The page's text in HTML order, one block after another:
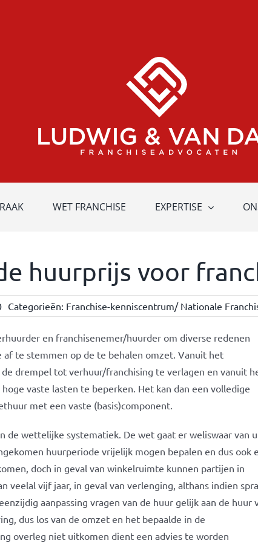
WET FRANCHISE EXPERTISE
huurprijs voor
Categorieën: Franchise-kenniscentrum/ Nationale
en franchisenemer/huurder om diverse redenen
te stemmen op de te behalen omzet. Vanuit het
drempel tot verhuur/franchising te verlagen en vanuit
vaste lasten te beperken. Het kan dan een volledige
met een vaste (basis)component.
de wettelijke systematiek. De wet gaat er weliswaar van
huurperiode vrijelijk mogen bepalen en dus ook
doch in geval van winkelruimte kunnen partijen in
veelal vijf jaar, in geval van verlenging, althans indien
aanpassing vragen van de huur gelijk aan de huur
dus los van de omzet en het bepaalde in de
overleg niet uitkomen dient een advies te worden